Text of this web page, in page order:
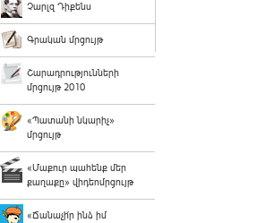
Չարլզ Դիքենս
Գրական մրցույթ
Շարադրությունների
մրցույթ 2010
«Պատանի նկարիչ»
մրցույթ
«Մաքուր պահենք մեր
քաղաքը» վիդեոմրցույթ
«Ճանաչի՛ր ինձ իմ